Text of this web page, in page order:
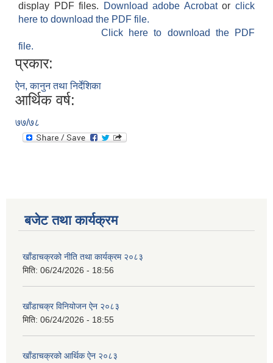
display PDF files.
Download adobe Acrobatorclick
here to download the PDF file.
Click here to download the PDF
file.
प्रकार:
ऐन, कानुन तथा निर्देशिका
आर्थिक वर्ष:
७७/७८
बजेट तथा कार्यक्रम
खाँडाचक्रको नीति तथा कार्यक्रम २०८३
मिति: 06/24/2026 - 18:56
खाँडाचक्र विनियोजन ऐन २०८३
मिति: 06/24/2026 - 18:55
खाँडाचक्रको आर्थिक ऐन २०८३